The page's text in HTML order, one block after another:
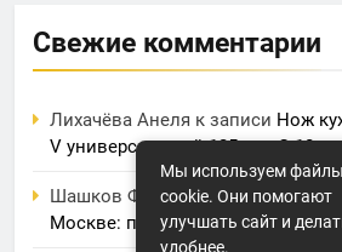
Свежие комментарии
Лихачёва Анеля к записи Нож
V универсальный 125 мм, G-10
Шашков Фролк записи
Москве: полный обзор услуг и
Мы используем файлы
cookie. Они помогают
улучшать сайт и
удобнее.